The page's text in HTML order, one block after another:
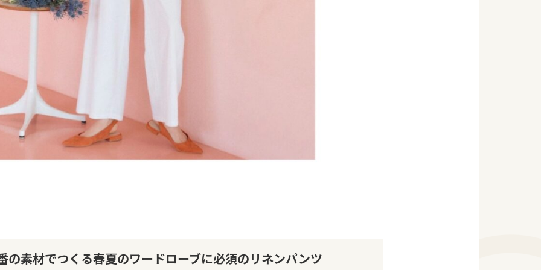
の素材でつくる春夏のワードローブに必須のリネンパンツ